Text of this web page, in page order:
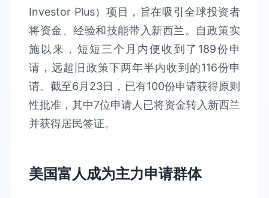
Investor Plus）项目，旨在吸引全球投资者
将资金、经验和技能带入新西兰。自政策实
施以来，短短三个月内便收到了189份申
请，远超旧政策下两年半内收到的116份申
请。截至6月23日，已有100份申请获得原则
性批准，其中7位申请人已将资金转入新西兰
并获得居民签证。
美国富人成为主力申请群体